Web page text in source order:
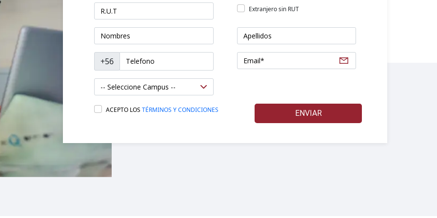
Extranjero sin RUT
+56
ACEPTO LOS TÉRMINOS Y CONDICIONES ENVIAR